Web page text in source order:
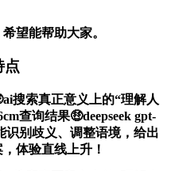
望能帮助大家。
点
搜索真正意义上的“理解人
查询结果🤑deepseek gpt-
识别歧义、调整语境，给出
体验直线上升！